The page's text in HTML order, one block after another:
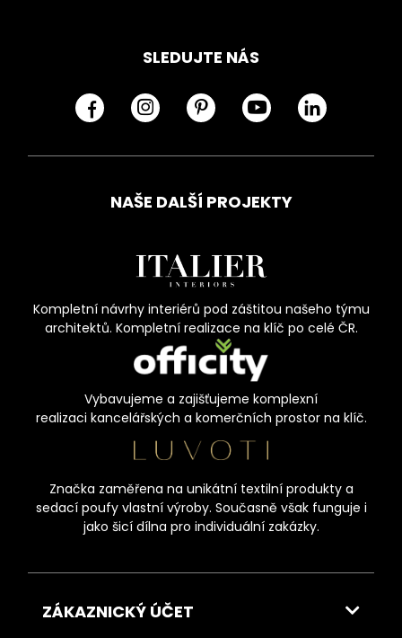
SLEDUJTE NÁS
NAŠE DALŠÍ PROJEKTY
Kompletní návrhy interiérů pod záštitou našeho týmu
architektů. Kompletní realizace na klíč po celé ČR.
Vybavujeme a zajišťujeme komplexní
realizaci kancelářských a komerčních prostor na klíč.
Značka zaměřena na unikátní textilní produkty a
sedací poufy vlastní výroby. Současně však funguje i
jako šicí dílna pro individuální zakázky.
ZÁKAZNICKÝ ÚČET